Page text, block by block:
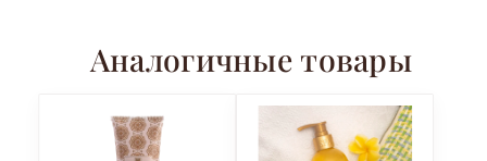
Аналогичные товары